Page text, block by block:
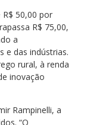
50,00 por
R$ 75,00,
a
e das indústrias.
rural, à renda
inovação
Rampinelli, a
“O